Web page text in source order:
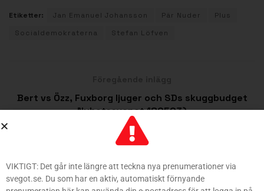
Etiketter: Jan Emanuel Johansson Pär Nuder
Plus
Socialdemokraterna
Stefan Löfven
Bert vs Özz, Fuxborg ljuger och SDs skuggbudget
Nyhetssvepet 180503)
Nästa inlägg
VIKTIGT: Det går inte längre att teckna nya prenumerationer via
svegot.se. Du som har en aktiv, automatiskt förnyande